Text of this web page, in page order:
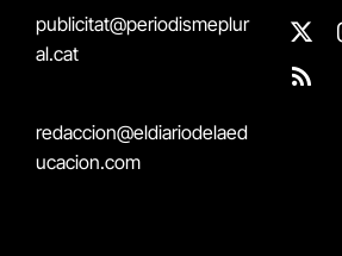
publicitat@periodismeplur
al.cat
redaccion@eldiariodelaed
ucacion.com
X
RSS